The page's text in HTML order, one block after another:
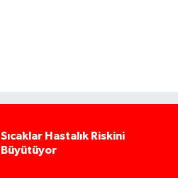
Sıcaklar Hastalık Riskini
Büyütüyor